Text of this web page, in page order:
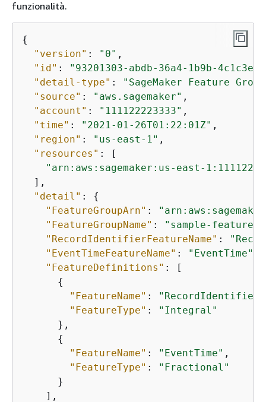
funzionalità.
{
"version" : "0" ,
"id" :
"93201303-abdb-36a4-1b9b-
"detail-type" :
"SageMaker Feature
"source" : "aws.sagemaker" ,
"account" : "111122223333" ,
"time" : "2021-01-26T01:22:01Z" ,
"region" : "us-east-1" ,
"resources" : [
"arn:aws:sagemaker:us-east-
  ],
"detail" : {
"FeatureGroupArn" :
"FeatureGroupName" :
"sample-feature-
"RecordIdentifierFeatureName" :
"EventTimeFeatureName" : "EventTime"
"FeatureDefinitions" : [
{
"FeatureName" : "RecordIdentifier"
"FeatureType" :
"Integral"
      },
{
"FeatureName" : "EventTime" ,
"FeatureType" :
"Fractional"
      }
    ],